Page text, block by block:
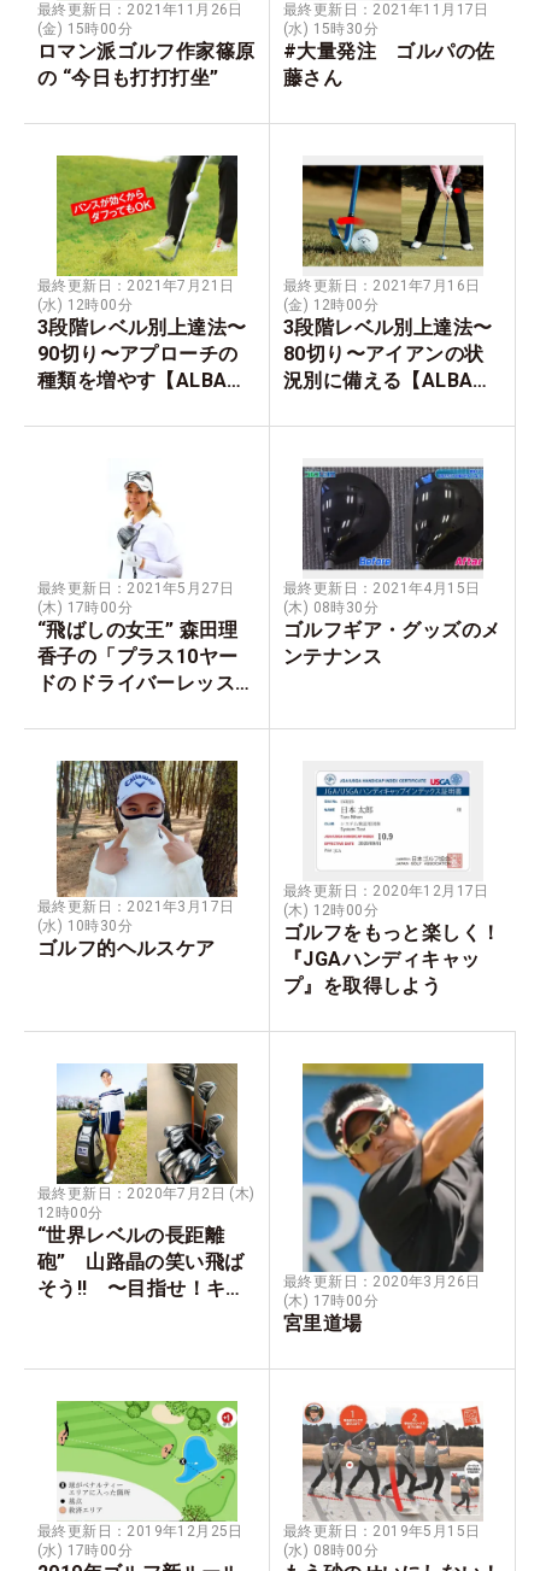
最終更新日：2021年11月26日
(金) 15時00分
ロマン派ゴルフ作家篠原
の “今日も打打打坐”
最終更新日：2021年11月17日
(水) 15時30分
#大量発注 ゴルパの佐
藤さん
最終更新日：2021年7月21日
(水) 12時00分
3段階レベル別上達法〜
90切り〜アプローチの
種類を増やす【ALBA本
最終更新日：2021年7月16日
(金) 12時00分
3段階レベル別上達法〜
80切り〜アイアンの状
況別に備える【ALBA本
最終更新日：2021年5月27日
(木) 17時00分
“飛ばしの女王” 森田理
香子の「プラス10ヤー
ドのドライバーレッス
最終更新日：2021年4月15日
(木) 08時30分
ゴルフギア・グッズのメ
ンテナンス
最終更新日：2021年3月17日
(水) 10時30分
ゴルフ的ヘルスケア
最終更新日：2020年12月17日
(木) 12時00分
ゴルフをもっと楽しく！
『JGAハンディキャッ
プ』を取得しよう
最終更新日：2020年7月2日 (木)
12時00分
“世界レベルの長距離
砲” 山路晶の笑い飛ば
そう!! 〜目指せ！キャ
最終更新日：2020年3月26日
(木) 17時00分
宮里道場
最終更新日：2019年12月25日
(水) 17時00分
最終更新日：2019年5月15日
(水) 08時00分